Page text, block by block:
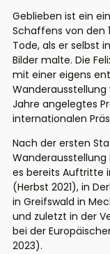
Geblieben ist ein
Schaffens von den
Tode, als er selbst
Bilder malte. Die
mit einer eigens
Wanderausstellung
Jahre angelegtes
internationalen
Nach der ersten
Wanderausstellung
es bereits Auftritte
(Herbst 2021), in
in Greifswald in
und zuletzt in der
bei der
2023).